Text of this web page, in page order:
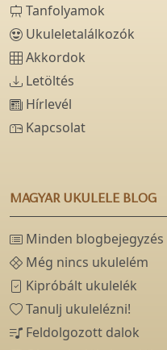
Tanfolyamok
Ukuleletalálkozók
Akkordok
Letöltés
Hírlevél
Kapcsolat
MAGYAR UKULELE BLOG
Minden blogbejegyzés
Még nincs ukulelém
Kipróbált ukulelék
Tanulj ukulelézni!
Feldolgozott dalok